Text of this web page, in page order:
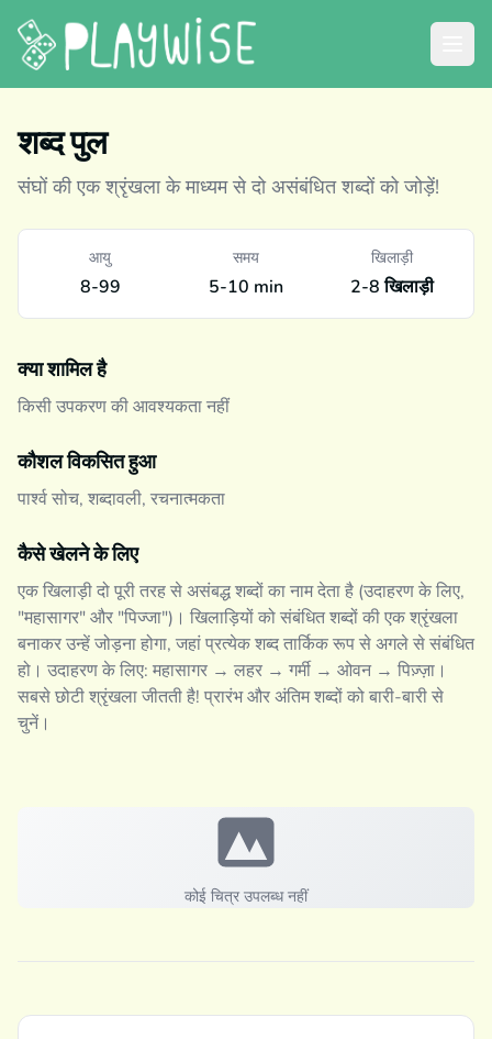
कोई चित्र उपलब्ध नहीं
शब्द पुल
संघों की एक श्रृंखला के माध्यम से दो असंबंधित शब्दों को जोड़ें!
आयु
8-99
समय
5-10 min
खिलाड़ी
2-8 खिलाड़ी
क्या शामिल है
किसी उपकरण की आवश्यकता नहीं
कौशल विकसित हुआ
पार्श्व सोच, शब्दावली, रचनात्मकता
कैसे खेलने के लिए
एक खिलाड़ी दो पूरी तरह से असंबद्ध शब्दों का नाम देता है (उदाहरण के लिए,
"महासागर" और "पिज्जा")। खिलाड़ियों को संबंधित शब्दों की एक श्रृंखला
बनाकर उन्हें जोड़ना होगा, जहां प्रत्येक शब्द तार्किक रूप से अगले से संबंधित
हो। उदाहरण के लिए: महासागर → लहर → गर्मी → ओवन → पिज़्ज़ा।
सबसे छोटी श्रृंखला जीतती है! प्रारंभ और अंतिम शब्दों को बारी-बारी से
चुनें।